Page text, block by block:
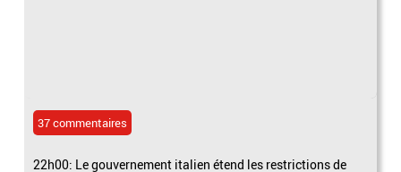
37 commentaires
22h00: Le gouvernement italien étend les restrictions de